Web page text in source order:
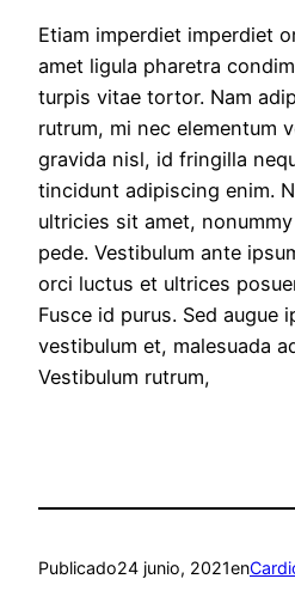
Etiam imperdiet imperdiet
amet ligula pharetra
turpis vitae tortor. Nam
rutrum, mi nec elementum
gravida nisl, id fringilla
tincidunt adipiscing enim.
ultricies sit amet,
pede. Vestibulum ante
orci luctus et ultrices
Fusce id purus. Sed augue
vestibulum et, malesuada
Vestibulum rutrum,
Publicado24 junio, 2021en